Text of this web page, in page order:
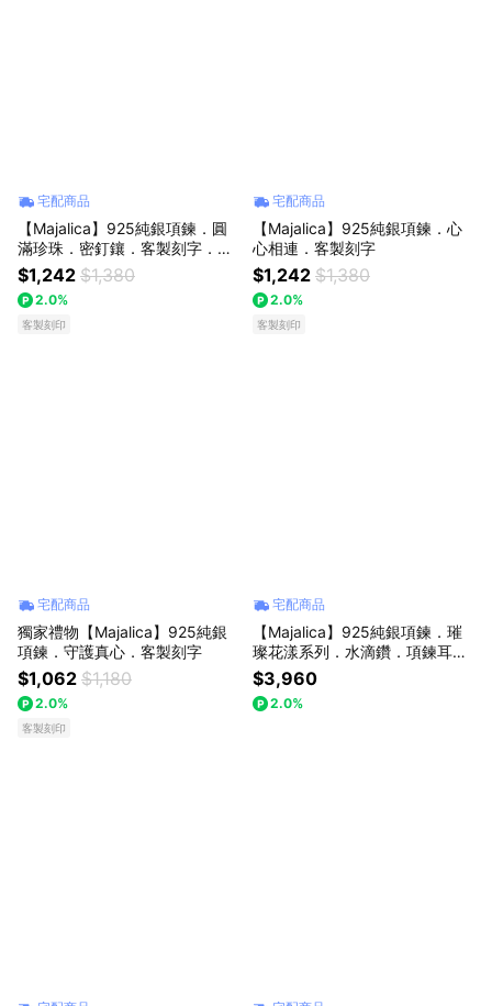
宅配商品
【Majalica】925純銀項鍊．圓
滿珍珠．密釘鑲．客製刻字．母
親節推薦禮物
$1,242 $1,380
2.0%
客製刻印
宅配商品
【Majalica】925純銀項鍊．心
心相連．客製刻字
$1,242 $1,380
2.0%
客製刻印
宅配商品
獨家禮物【Majalica】925純銀
項鍊．守護真心．客製刻字
$1,062 $1,180
2.0%
客製刻印
宅配商品
【Majalica】925純銀項鍊．璀
璨花漾系列．水滴鑽．項鍊耳環
套組
$3,960
2.0%